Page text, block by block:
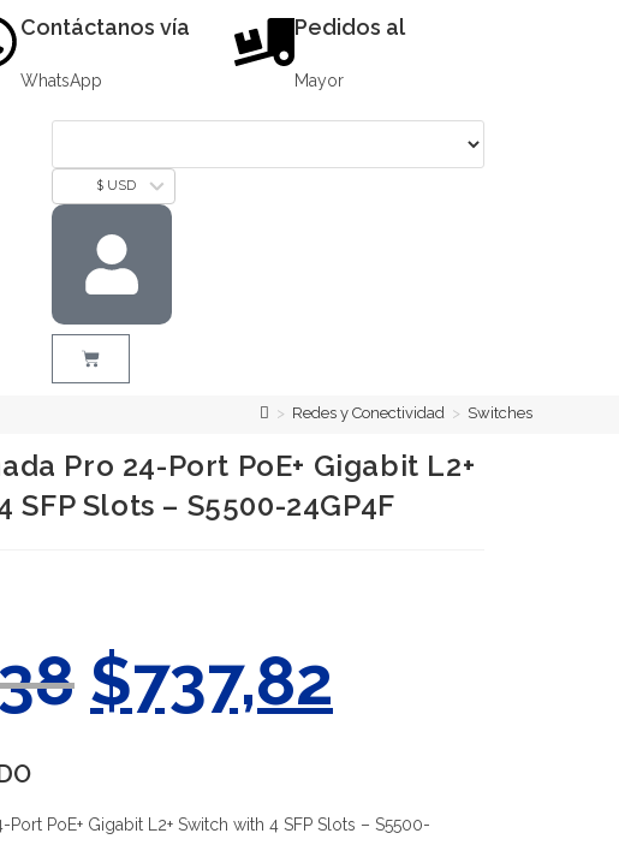
Contáctanos vía
WhatsApp
Pedidos al
Mayor
$ USD
> Redes y Conectividad > Switches
Pro 24-Port PoE+ Gigabit L2+
SFP Slots – S5500-24GP4F
$737,82
PoE+ Gigabit L2+ Switch with 4 SFP Slots – S5500-